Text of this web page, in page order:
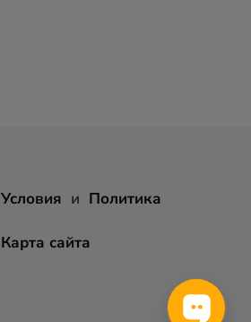
Условия и Политика
Карта сайта